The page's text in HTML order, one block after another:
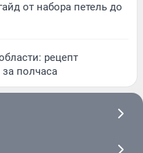
от набора петель до
рецепт
за полчаса